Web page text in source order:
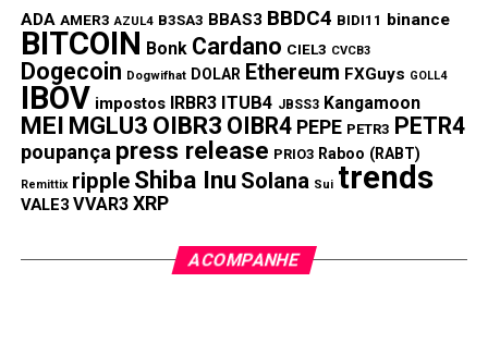
Dogecoin e Shiba Inu: preços podem se recuperar
em setembro?
NÃO PERCA:
PEPE, BONK ou SHIB? Qual criptomoeda está sendo
mais comprada em 2025?
ADA AMER3 AZUL4 B3SA3 BBAS3 BBDC4 BIDI11 binance
BITCOIN Bonk Cardano CIEL3 CVCB3
Dogecoin Dogwifhat DOLAR Ethereum FXGuys GOLL4
IBOV impostos IRBR3 ITUB4 JBSS3 Kangamoon
MEI MGLU3 OIBR3 OIBR4 PEPE PETR3 PETR4
poupança press release PRIO3 Raboo (RABT)
Remittix ripple Shiba Inu Solana Sui trends
VALE3 VVAR3 XRP
ACOMPANHE